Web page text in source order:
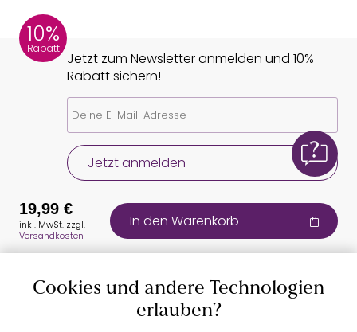
10%
Rabatt
Jetzt zum Newsletter anmelden und 10%
Rabatt sichern!
Jetzt anmelden
Auszeichnungen
19,99 €
inkl. MwSt. zzgl.
Versandkosten
In den Warenkorb
Cookies und andere Technologien
erlauben?